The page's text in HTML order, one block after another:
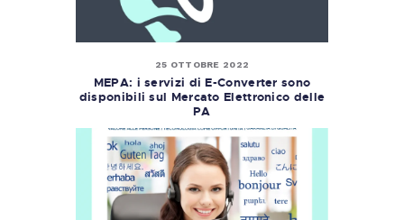
25 OTTOBRE 2022
MEPA: i servizi di E-Converter sono
disponibili sul Mercato Elettronico delle
PA